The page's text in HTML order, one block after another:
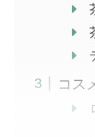
コス